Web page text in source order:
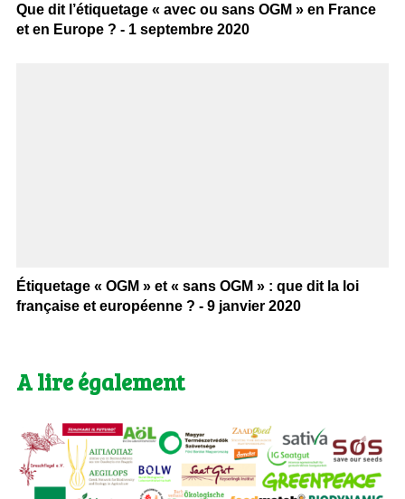
Que dit l’étiquetage « avec ou sans OGM » en France
et en Europe ? - 1 septembre 2020
Étiquetage « OGM » et « sans OGM » : que dit la loi
française et européenne ? - 9 janvier 2020
A lire également